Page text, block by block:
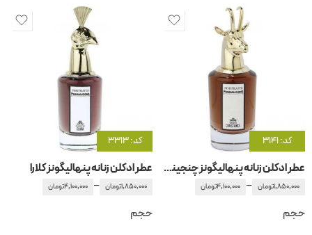
کد: 3141
عطر ادکلن زنانه پنهالیگونز چنجینگ کونستانت
1,850,000تومان –
4,100,000تومان
حجم
کد: 3313
عطر ادکلن زنانه پنهالیگونز کلارا
1,850,000تومان –
4,100,000تومان
حجم